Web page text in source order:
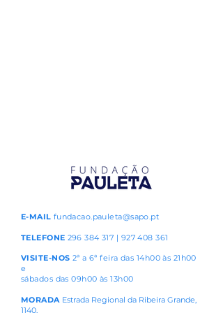
E-MAIL fundacao.pauleta@sapo.pt
TELEFONE 296 384 317 | 927 408 361
VISITE-NOS 2ª a 6ª feira das 14h00 às 21h00
e
sábados das 09h00 às 13h00
MORADA Estrada Regional da Ribeira Grande,
1140,